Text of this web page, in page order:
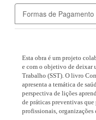
Formas de Pagamento
Esta obra é um projeto
e com o objetivo de deixar
Trabalho (SST). O livro
apresenta a temática de
perspectiva de lições
de práticas preventivas
profissionais, organizações